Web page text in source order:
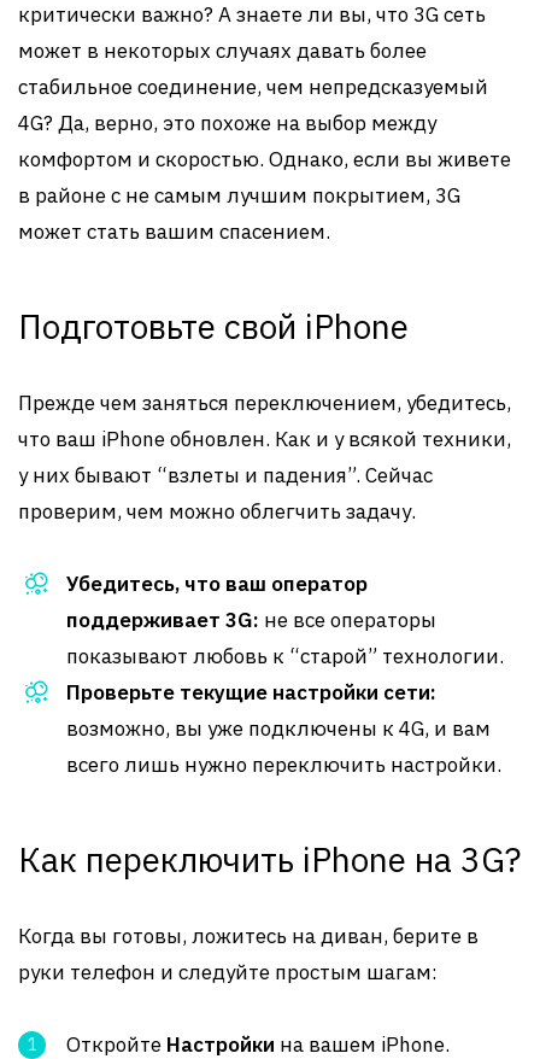
критически важно? А знаете ли вы, что 3G сеть
может в некоторых случаях давать более
стабильное соединение, чем непредсказуемый
4G? Да, верно, это похоже на выбор между
комфортом и скоростью. Однако, если вы живете
в районе с не самым лучшим покрытием, 3G
может стать вашим спасением.
Подготовьте свой iPhone
Прежде чем заняться переключением, убедитесь,
что ваш iPhone обновлен. Как и у всякой техники,
у них бывают “взлеты и падения”. Сейчас
проверим, чем можно облегчить задачу.
Убедитесь, что ваш оператор
поддерживает 3G: не все операторы
показывают любовь к “старой” технологии.
Проверьте текущие настройки сети:
возможно, вы уже подключены к 4G, и вам
всего лишь нужно переключить настройки.
Как переключить iPhone на 3G?
Когда вы готовы, ложитесь на диван, берите в
руки телефон и следуйте простым шагам:
Откройте Настройки на вашем iPhone.